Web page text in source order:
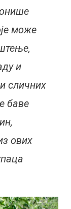
може
и
сличних
баве
ових